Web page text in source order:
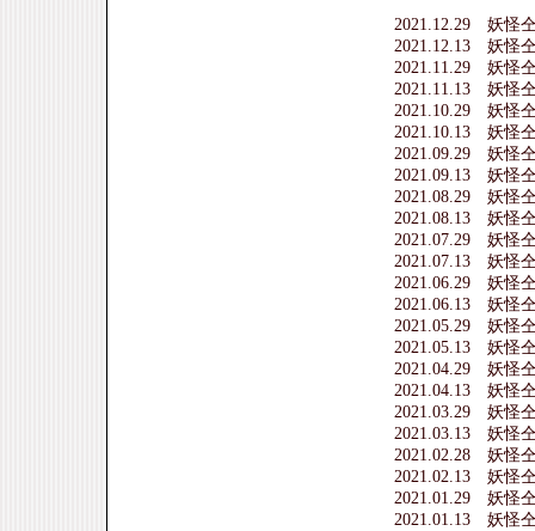
2021.12.29 妖
2021.12.13 妖
2021.11.29 妖
2021.11.13 妖
2021.10.29 妖
2021.10.13 妖
2021.09.29 妖
2021.09.13 妖
2021.08.29 妖
2021.08.13 妖
2021.07.29 妖
2021.07.13 妖
2021.06.29 妖
2021.06.13 妖
2021.05.29 妖
2021.05.13 妖
2021.04.29 妖
2021.04.13 妖
2021.03.29 妖
2021.03.13 妖
2021.02.28 妖
2021.02.13 妖
2021.01.29 妖
2021.01.13 妖